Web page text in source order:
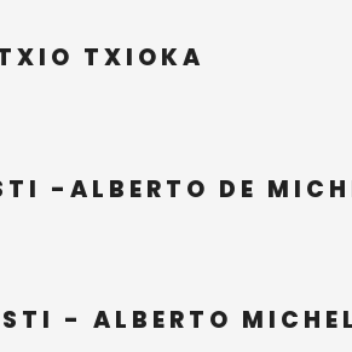
TXIOKA
-ALBERTO DE
- ALBERTO